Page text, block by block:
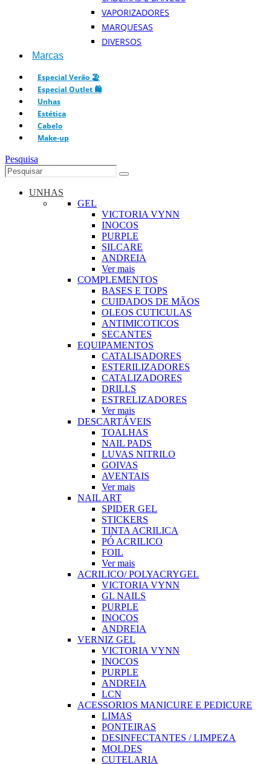
VAPORIZADORES
MARQUESAS
DIVERSOS
Marcas
Especial Verão 🏖️
Especial Outlet 🛍️
Unhas
Estética
Cabelo
Make-up
Pesquisa
UNHAS
GEL
VICTORIA VYNN
INOCOS
PURPLE
SILCARE
ANDREIA
Ver mais
COMPLEMENTOS
BASES E TOPS
CUIDADOS DE MÃOS
OLEOS CUTICULAS
ANTIMICOTICOS
SECANTES
EQUIPAMENTOS
CATALISADORES
ESTERILIZADORES
CATALIZADORES
DRILLS
ESTRELIZADORES
Ver mais
DESCARTÁVEIS
TOALHAS
NAIL PADS
LUVAS NITRILO
GOIVAS
AVENTAIS
Ver mais
NAIL ART
SPIDER GEL
STICKERS
TINTA ACRILICA
PÓ ACRILICO
FOIL
Ver mais
ACRILICO/ POLYACRYGEL
VICTORIA VYNN
GL NAILS
PURPLE
INOCOS
ANDREIA
VERNIZ GEL
VICTORIA VYNN
INOCOS
PURPLE
ANDREIA
LCN
ACESSORIOS MANICURE E PEDICURE
LIMAS
PONTEIRAS
DESINFECTANTES / LIMPEZA
MOLDES
CUTELARIA